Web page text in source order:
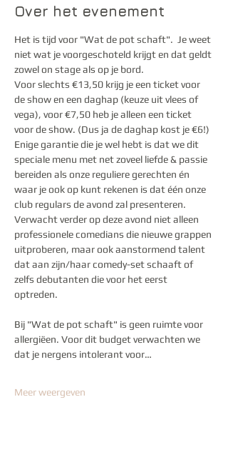
Over het evenement
Het is tijd voor "Wat de pot schaft".  Je weet
niet wat je voorgeschoteld krijgt en dat geldt
zowel on stage als op je bord.
Voor slechts €13,50 krijg je een ticket voor
de show en een daghap (keuze uit vlees of
vega), voor €7,50 heb je alleen een ticket
voor de show. (Dus ja de daghap kost je €6!)
Enige garantie die je wel hebt is dat we dit
speciale menu met net zoveel liefde & passie
bereiden als onze reguliere gerechten én
waar je ook op kunt rekenen is dat één onze
club regulars de avond zal presenteren.
Verwacht verder op deze avond niet alleen
professionele comedians die nieuwe grappen
uitproberen, maar ook aanstormend talent
dat aan zijn/haar comedy-set schaaft of
zelfs debutanten die voor het eerst
optreden.
Bij "Wat de pot schaft" is geen ruimte voor
allergiëen. Voor dit budget verwachten we
dat je nergens intolerant voor…
Meer weergeven